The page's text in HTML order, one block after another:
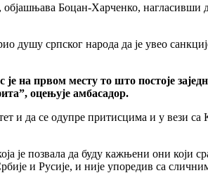
Боцан-Харченко, нагласивши
душу српског народа да је увео
на првом месту то што постоје
оцењује амбасадор.
и да се одупре притисцима и у вези
позвала да буду кажњени они који
и Русије, и није упоредив са